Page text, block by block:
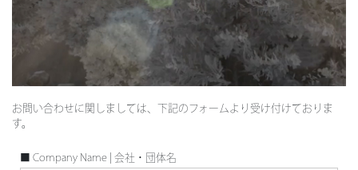
お問い合わせに関しましては、下記のフォームより受け付けておりま
す。
■ Company Name | 会社・団体名